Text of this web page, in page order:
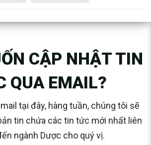
CẬP NHẬT TIN
QUA EMAIL?
tại đây, hàng tuần, chúng tôi sẽ
tin chứa các tin tức mới nhất liên
ngành Dược cho quý vị.